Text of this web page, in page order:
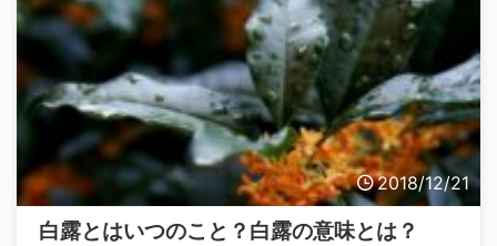
2018/12/21
白露とはいつのこと？白露の意味とは？